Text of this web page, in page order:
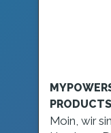
PRODUCTS
Moin, wir